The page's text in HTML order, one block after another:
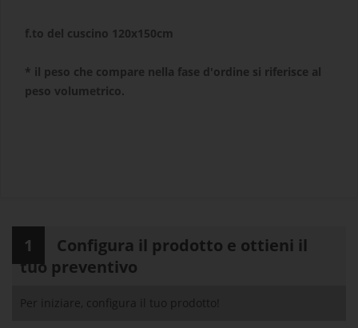
f.to del cuscino 120x150cm
* il peso che compare nella fase d'ordine si riferisce al
peso volumetrico.
1
Configura il prodotto e ottieni il
tuo preventivo
Per iniziare, configura il tuo prodotto!